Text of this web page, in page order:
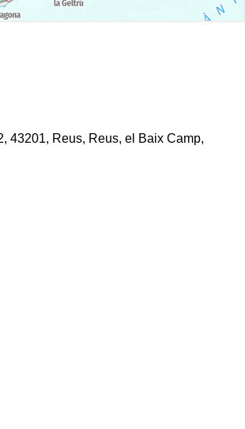
43201, Reus, Reus, el Baix Camp,